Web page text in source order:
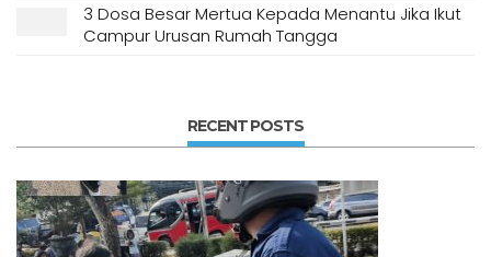
3 Dosa Besar Mertua Kepada Menantu Jika Ikut
Campur Urusan Rumah Tangga
RECENT POSTS